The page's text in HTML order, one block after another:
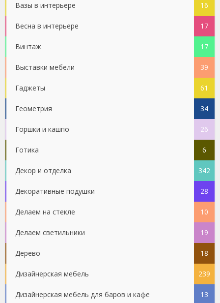
Вазы в интерьере 16
Весна в интерьере 17
Винтаж 17
Выставки мебели 39
Гаджеты 61
Геометрия 34
Горшки и кашпо 26
Готика 6
Декор и отделка 342
Декоративные подушки 28
Делаем на стекле 10
Делаем светильники 19
Дерево 18
Дизайнерская мебель 239
Дизайнерская мебель для баров и кафе 13